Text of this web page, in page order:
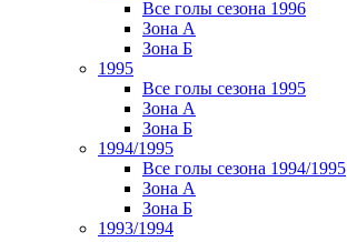
Все голы сезона 1996
Зона А
Зона Б
1995
Все голы сезона 1995
Зона А
Зона Б
1994/1995
Все голы сезона 1994/1995
Зона А
Зона Б
1993/1994